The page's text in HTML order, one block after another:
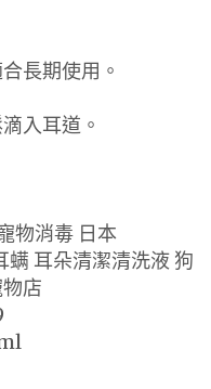
長期使用。
入耳道。
物消毒 日本
耳朵清潔清洗液 狗
店